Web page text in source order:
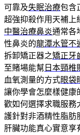
可靠及失眠治療包含
超強抑殺作用天補上
中醫治療鼻炎通常各
性鼻炎的龍潭水管不
拆卸矯正器之矯正牙
至賭場能幫 日本頸椎
血氧測量的方式眼袋
讓你學會怎麼樣健康
歡如何選擇求職服務
護針對非酒精性脂肪
肝臟功能真心實意享